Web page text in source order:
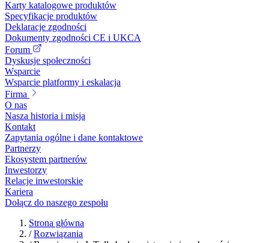
Karty katalogowe produktów
Specyfikacje produktów
Deklaracje zgodności
Dokumenty zgodności CE i UKCA
Forum
Dyskusje społeczności
Wsparcie
Wsparcie platformy i eskalacja
Firma
O nas
Nasza historia i misja
Kontakt
Zapytania ogólne i dane kontaktowe
Partnerzy
Ekosystem partnerów
Inwestorzy
Relacje inwestorskie
Kariera
Dołącz do naszego zespołu
Strona główna
/ Rozwiązania